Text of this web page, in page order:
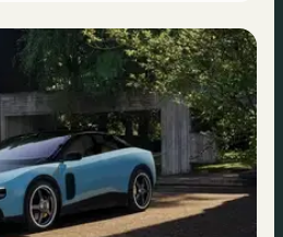
une bien curieuse berline : la